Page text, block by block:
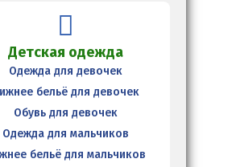
Детская одежда
Одежда для девочек
бельё для девочек
Обувь для девочек
Одежда для мальчиков
бельё для мальчиков